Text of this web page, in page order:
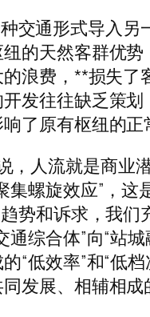
交通形式导入
的天然客群优
浪费，**损失
发往往缺乏策
了原有枢纽的正
，人流就是商
螺旋效应”，
和诉求，我们
综合体”向“站
低效率”和“低
发展、相辅相成